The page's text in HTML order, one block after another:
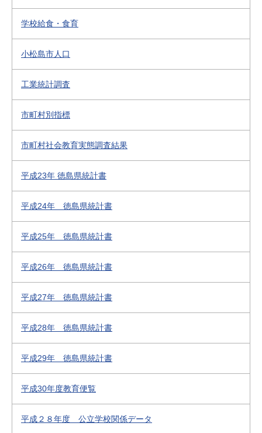
学校給食・食育
小松島市人口
工業統計調査
市町村別指標
市町村社会教育実態調査結果
平成23年 徳島県統計書
平成24年 徳島県統計書
平成25年 徳島県統計書
平成26年 徳島県統計書
平成27年 徳島県統計書
平成28年 徳島県統計書
平成29年 徳島県統計書
平成30年度教育便覧
平成２８年度 公立学校関係データ